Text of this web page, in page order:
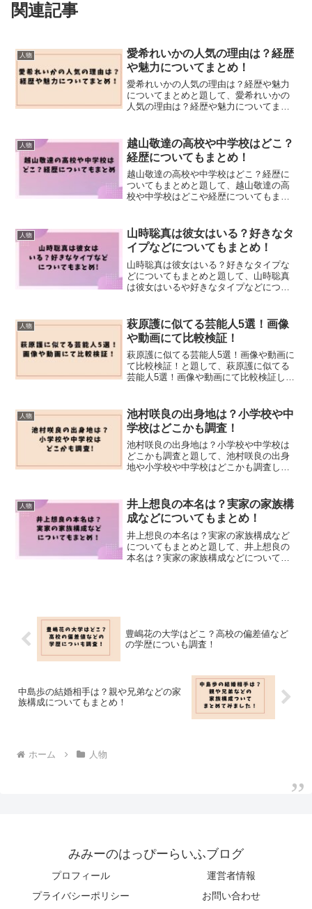
関連記事
人物
愛希れいかの人気の理由は？経歴
や魅力についてまとめ！
愛希れいかの人気の理由は？経歴や魅力
についてまとめと題して、愛希れいかの
人気の理由は？経歴や魅力についてまと
人物
越山敬達の高校や中学校はどこ？
経歴についてもまとめ！
越山敬達の高校や中学校はどこ？経歴に
ついてもまとめと題して、越山敬達の高
校や中学校はどこや経歴についてもまと
人物
山時聡真は彼女はいる？好きなタ
イプなどについてもまとめ！
山時聡真は彼女はいる？好きなタイプな
どについてもまとめと題して、山時聡真
は彼女はいるや好きなタイプなどについ
人物
萩原護に似てる芸能人5選！画像
や動画にて比較検証！
萩原護に似てる芸能人5選！画像や動画に
て比較検証！と題して、萩原護に似てる
芸能人5選！画像や動画にて比較検証しま
人物
池村咲良の出身地は？小学校や中
学校はどこかも調査！
池村咲良の出身地は？小学校や中学校は
どこかも調査と題して、池村咲良の出身
地や小学校や中学校はどこかも調査しま
人物
井上想良の本名は？実家の家族構
成などについてもまとめ！
井上想良の本名は？実家の家族構成など
についてもまとめと題して、井上想良の
本名は？実家の家族構成などについても
豊嶋花の大学はどこ？高校の偏差値など
の学歴についも調査！
中島歩の結婚相手は？親や兄弟などの家
族構成についてもまとめ！
ホーム 人物
みみーのはっぴーらいふブログ
プロフィール
運営者情報
プライバシーポリシー
お問い合わせ